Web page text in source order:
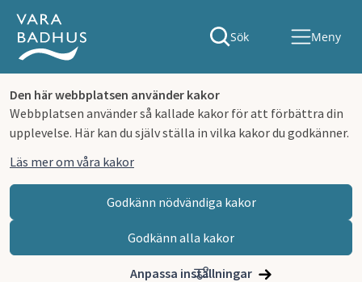
Den här webbplatsen använder kakor
Webbplatsen använder så kallade kakor för att förbättra din
upplevelse. Här kan du själv ställa in vilka kakor du godkänner.
Läs mer om våra kakor
Godkänn nödvändiga kakor
Godkänn alla kakor
Anpassa inställningar
Sök Meny
Vara badhus
Öppettider och priser
Priser Nästegårdsbadet